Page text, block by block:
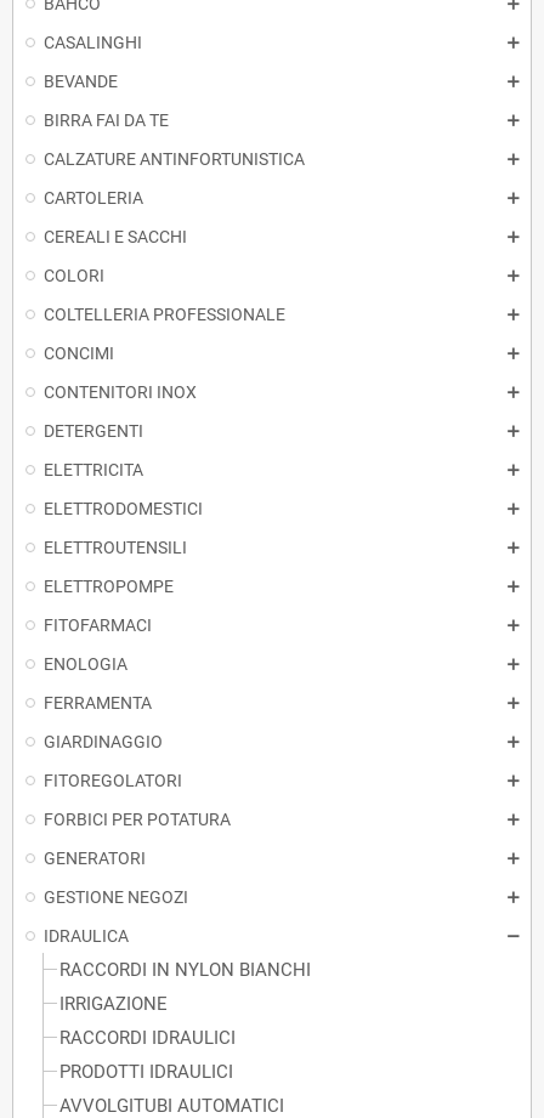
CASALINGHI
BEVANDE
BIRRA FAI DA TE
CALZATURE ANTINFORTUNISTICA
CARTOLERIA
CEREALI E SACCHI
COLORI
COLTELLERIA PROFESSIONALE
CONCIMI
CONTENITORI INOX
DETERGENTI
ELETTRICITA
ELETTRODOMESTICI
ELETTROUTENSILI
ELETTROPOMPE
FITOFARMACI
ENOLOGIA
FERRAMENTA
GIARDINAGGIO
FITOREGOLATORI
FORBICI PER POTATURA
GENERATORI
GESTIONE NEGOZI
IDRAULICA
RACCORDI IN NYLON BIANCHI
IRRIGAZIONE
RACCORDI IDRAULICI
PRODOTTI IDRAULICI
AVVOLGITUBI AUTOMATICI